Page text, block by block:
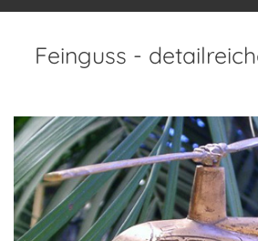
Bestellung
Downloads
Kontakt
Feinguss -